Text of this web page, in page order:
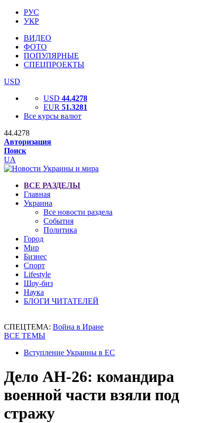
РУС
УКР
ВИДЕО
ФОТО
ПОПУЛЯРНЫЕ
СПЕЦПРОЕКТЫ
USD
USD 44.4278
EUR 51.3281
Все курсы валют
44.4278
Авторизация
Поиск
UA
ВСЕ РАЗДЕЛЫ
Главная
Украина
Все новости раздела
События
Политика
Город
Мир
Бизнес
Спорт
Lifestyle
Шоу-биз
Наука
БЛОГИ ЧИТАТЕЛЕЙ
СПЕЦТЕМА: Война в Иране
ВСЕ ТЕМЫ
Вступление Украины в ЕС
Дело АН-26: командира
военной части взяли под
стражу